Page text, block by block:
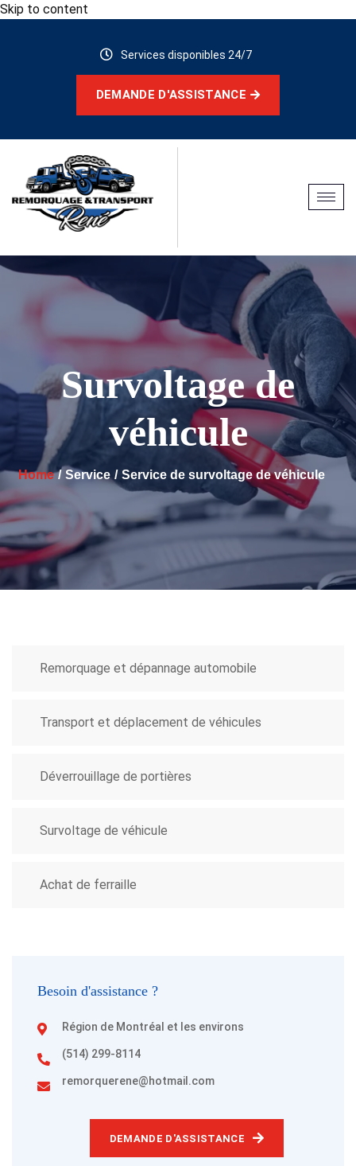
Skip to content
Services disponibles 24/7
DEMANDE D'ASSISTANCE
Survoltage de
véhicule
Home Service Service de survoltage de véhicule
Remorquage et dépannage automobile
Transport et déplacement de véhicules
Déverrouillage de portières
Survoltage de véhicule
Achat de ferraille
Besoin d'assistance ?
Région de Montréal et les environs
(514) 299-8114
remorquerene@hotmail.com
DEMANDE D'ASSISTANCE